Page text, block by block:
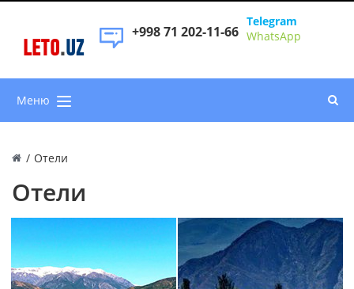
LETO.UZ
+998 71 202-11-66
Telegram
WhatsApp
Меню
/ Отели
Отели